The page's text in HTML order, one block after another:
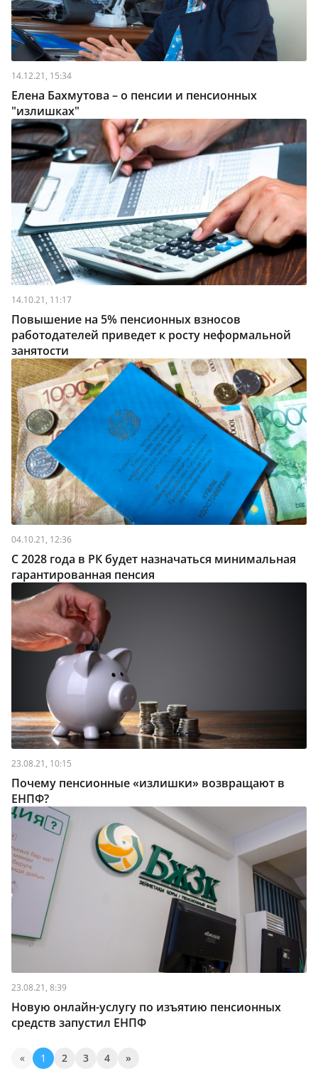
14.12.21, 15:34
Елена Бахмутова – о пенсии и пенсионных
"излишках"
14.10.21, 11:17
Повышение на 5% пенсионных взносов
работодателей приведет к росту неформальной
занятости
04.10.21, 12:36
С 2028 года в РК будет назначаться минимальная
гарантированная пенсия
23.08.21, 10:15
Почему пенсионные «излишки» возвращают в
ЕНПФ?
23.08.21, 8:39
Новую онлайн-услугу по изъятию пенсионных
средств запустил ЕНПФ
« 1 2 3 4 »